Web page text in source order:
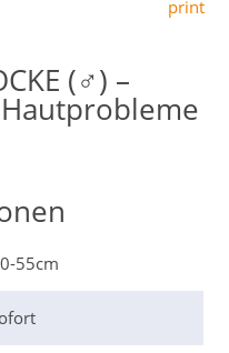
print
(♂) –
55cm